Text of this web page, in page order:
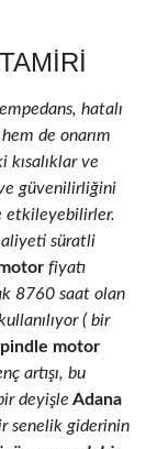
hatalı
de onarım
kısalıklar ve
ve güvenilirliğini
etkileyebilirler.
süratli
fiyatı
8760 saat olan
( bir
motor
artışı, bu
deyişle Adana
senelik giderinin